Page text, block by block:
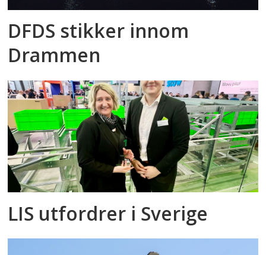
DFDS stikker innom
Drammen
LIS utfordrer i Sverige